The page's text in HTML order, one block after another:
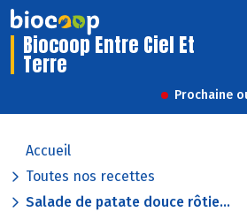
Biocoop Entre Ciel Et
Terre
Prochaine
Accueil
Toutes nos recettes
Salade de patate douce rôtie...